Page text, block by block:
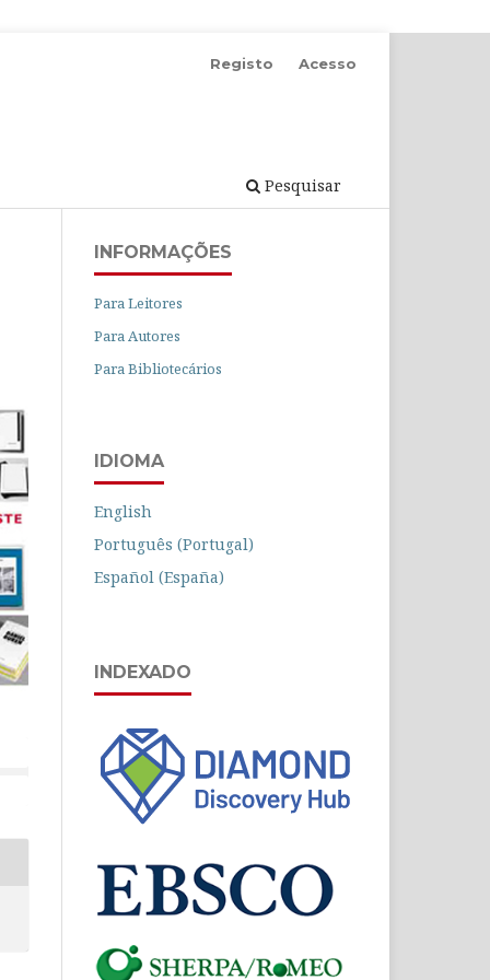
Pesquisar
Registo Acesso
INFORMAÇÕES
Para Leitores
Para Autores
Para Bibliotecários
IDIOMA
English
Português (Portugal)
Español (España)
INDEXADO